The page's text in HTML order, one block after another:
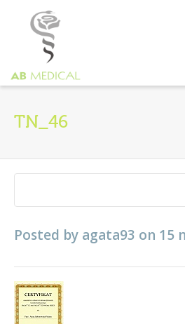
TN_46
Posted by agata93 on 15